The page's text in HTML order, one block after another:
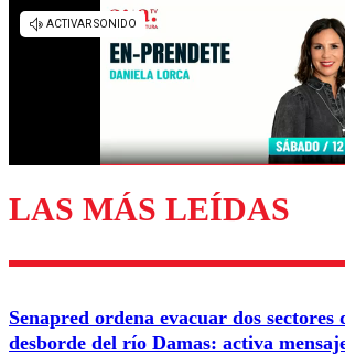
LAS MÁS LEÍDAS
Senapred ordena evacuar dos
desborde del río Damas: activa